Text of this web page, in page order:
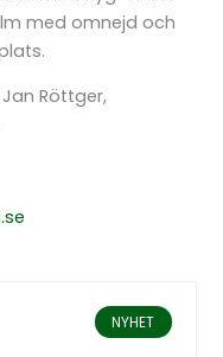
med omnejd och
Röttger,
NYHET